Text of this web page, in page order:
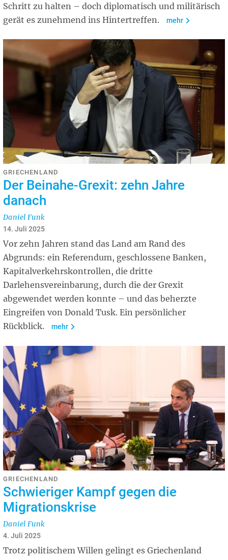
Schritt zu halten – doch diplomatisch und militärisch
gerät es zunehmend ins Hintertreffen.
mehr
GRIECHENLAND
Der Beinahe-Grexit: zehn Jahre
danach
Daniel Funk
14. Juli 2025
Vor zehn Jahren stand das Land am Rand des
Abgrunds: ein Referendum, geschlossene Banken,
Kapitalverkehrskontrollen, die dritte
Darlehensvereinbarung, durch die der Grexit
abgewendet werden konnte – und das beherzte
Eingreifen von Donald Tusk. Ein persönlicher
Rückblick.
mehr
GRIECHENLAND
Schwieriger Kampf gegen die
Migrationskrise
Daniel Funk
4. Juli 2025
Trotz politischem Willen gelingt es Griechenland